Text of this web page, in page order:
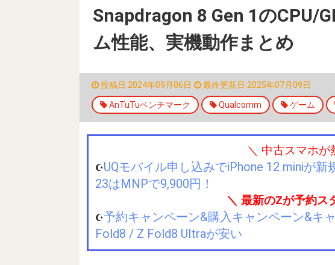
Snapdragon 8 Gen 1のCPU/
ム性能、実機動作まとめ
投稿日:2024年09月06日 最終更新日:2025年07月09日
AnTuTuベンチマーク Qualcomm ゲーム
＼ 中古スマホが
☪️UQモバイル申し込みでiPhone 12 miniが
23はMNPで9,900円！
＼ 最新のZが予約ス
☪️予約キャンペーン&購入キャンペーン&キ
Fold8 / Z Fold8 Ultraが安い